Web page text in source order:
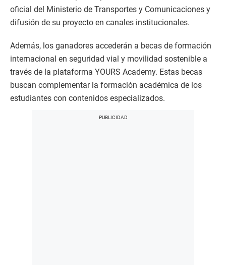
oficial del Ministerio de Transportes y Comunicaciones y
difusión de su proyecto en canales institucionales.
Además, los ganadores accederán a becas de formación
internacional en seguridad vial y movilidad sostenible a
través de la plataforma YOURS Academy. Estas becas
buscan complementar la formación académica de los
estudiantes con contenidos especializados.